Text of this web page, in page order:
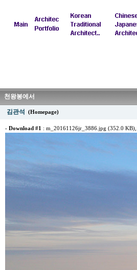
천왕봉에서
김관석 (Homepage)
- Download #1 : m_20161126jr_3886.jpg (352.0 KB)